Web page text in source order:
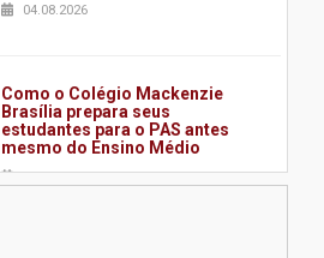
04.08.2026
Como o Colégio Mackenzie
Brasília prepara seus
estudantes para o PAS antes
mesmo do Ensino Médio
04.08.2026